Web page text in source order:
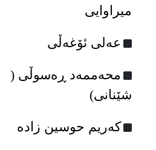
میراوایی
عه‌لی ئۆغه‌ڵی
محەممەد ڕەسوڵی (
شێنانی)
که‌ریم حوسین زاده‌